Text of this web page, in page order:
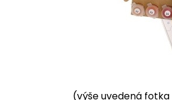
(výše uvedená